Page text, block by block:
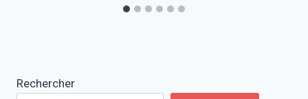
Rechercher